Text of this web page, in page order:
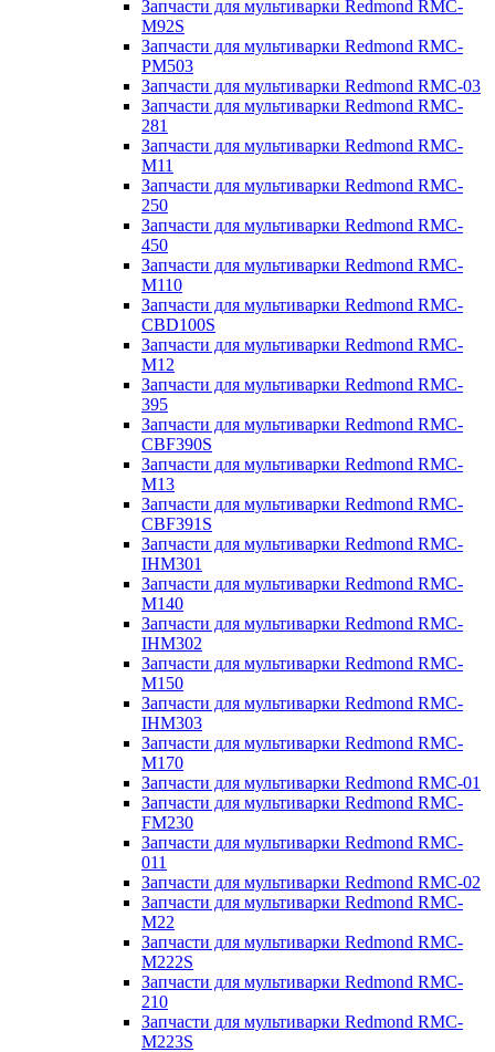
Запчасти для мультиварки Redmond RMC-
M92S
Запчасти для мультиварки Redmond RMC-
PM503
Запчасти для мультиварки Redmond RMC-03
Запчасти для мультиварки Redmond RMC-
281
Запчасти для мультиварки Redmond RMC-
M11
Запчасти для мультиварки Redmond RMC-
250
Запчасти для мультиварки Redmond RMC-
450
Запчасти для мультиварки Redmond RMC-
M110
Запчасти для мультиварки Redmond RMC-
CBD100S
Запчасти для мультиварки Redmond RMC-
M12
Запчасти для мультиварки Redmond RMC-
395
Запчасти для мультиварки Redmond RMC-
CBF390S
Запчасти для мультиварки Redmond RMC-
M13
Запчасти для мультиварки Redmond RMC-
CBF391S
Запчасти для мультиварки Redmond RMC-
IHM301
Запчасти для мультиварки Redmond RMC-
M140
Запчасти для мультиварки Redmond RMC-
IHM302
Запчасти для мультиварки Redmond RMC-
M150
Запчасти для мультиварки Redmond RMC-
IHM303
Запчасти для мультиварки Redmond RMC-
M170
Запчасти для мультиварки Redmond RMC-01
Запчасти для мультиварки Redmond RMC-
FM230
Запчасти для мультиварки Redmond RMC-
011
Запчасти для мультиварки Redmond RMC-02
Запчасти для мультиварки Redmond RMC-
M22
Запчасти для мультиварки Redmond RMC-
M222S
Запчасти для мультиварки Redmond RMC-
210
Запчасти для мультиварки Redmond RMC-
M223S